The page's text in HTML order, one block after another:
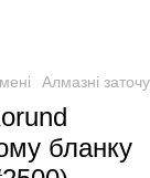
Алмазні
бланку